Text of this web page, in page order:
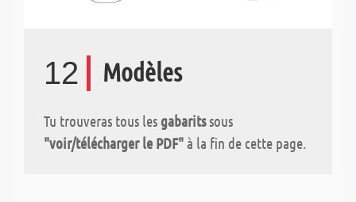
12 Modèles
Tu trouveras tous les gabaritssous
"voir/télécharger le PDF"à la fin de cette page.